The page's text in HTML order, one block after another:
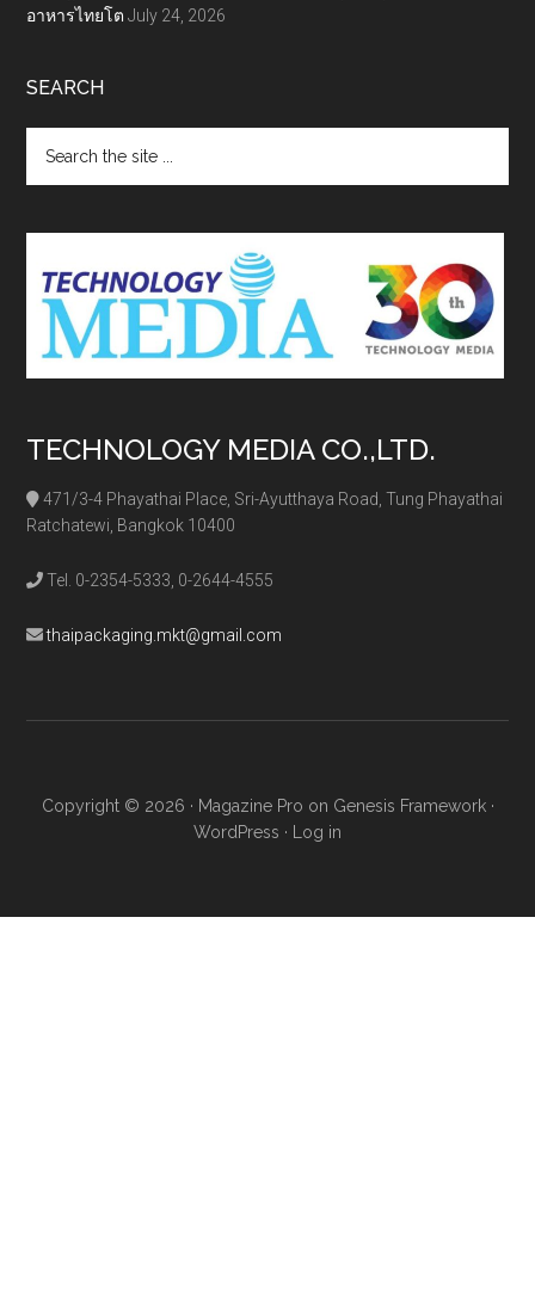
อาหารไทยโต July 24, 2026
SEARCH
the
site
TECHNOLOGY MEDIA CO.,LTD.
471/3-4 Phayathai Place, Sri-Ayutthaya Road, Tung Phayathai
Ratchatewi, Bangkok 10400
Tel. 0-2354-5333, 0-2644-4555
thaipackaging.mkt@gmail.com
Copyright © 2026 · Magazine Pro on Genesis Framework·
WordPress · Log in